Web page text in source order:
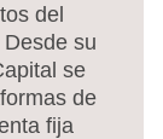
del
su
se
de
fija